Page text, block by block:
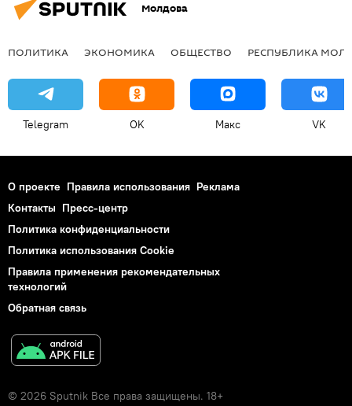
Молдова
ПОЛИТИКА ЭКОНОМИКА ОБЩЕСТВО РЕСПУБЛИКА
Telegram OK Макс VK
О проекте Правила использования Реклама
Контакты Пресс-центр
Политика конфиденциальности
Политика использования Cookie
Правила применения рекомендательных
технологий
Обратная связь
© 2026 Sputnik Все права защищены. 18+